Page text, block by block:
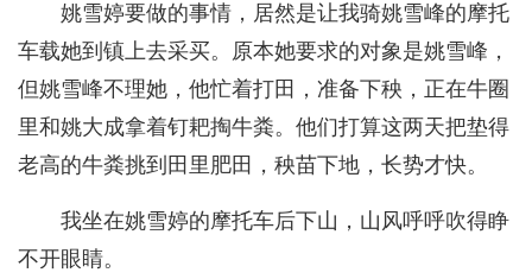
姚雪婷要做的事情，居然是让我骑姚雪峰的摩托
车载她到镇上去采买。原本她要求的对象是姚雪峰，
但姚雪峰不理她，他忙着打田，准备下秧，正在牛圈
里和姚大成拿着钉耙掏牛粪。他们打算这两天把垫得
老高的牛粪挑到田里肥田，秧苗下地，长势才快。
我坐在姚雪婷的摩托车后下山，山风呼呼吹得睁
不开眼睛。